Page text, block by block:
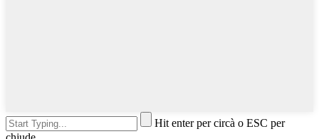
Hit enter per circà o ESC per